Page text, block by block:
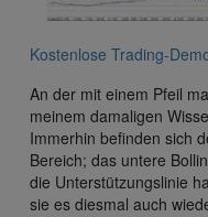
Kostenlose Trading-
An der mit einem Pfeil
meinem damaligen
Immerhin befinden sich
Bereich; das untere
die Unterstützungslinie
sie es diesmal auch